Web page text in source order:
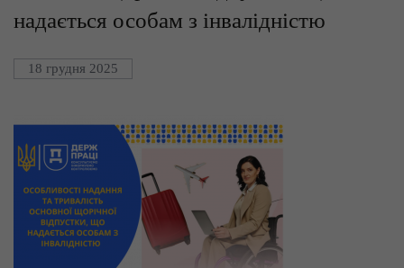
надається особам з інвалідністю
18 грудня 2025